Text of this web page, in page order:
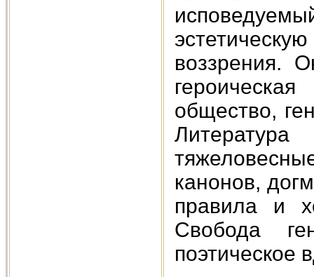
воззрения.
общество,
канонов,
правила и
Свобода
поэтическое